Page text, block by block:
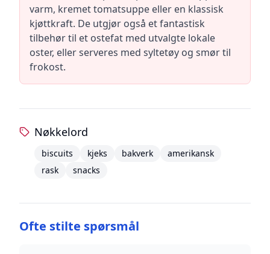
varm, kremet tomatsuppe eller en klassisk
kjøttkraft. De utgjør også et fantastisk
tilbehør til et ostefat med utvalgte lokale
oster, eller serveres med syltetøy og smør til
frokost.
Nøkkelord
biscuits kjeks bakverk
amerikansk
rask
snacks
Ofte stilte spørsmål